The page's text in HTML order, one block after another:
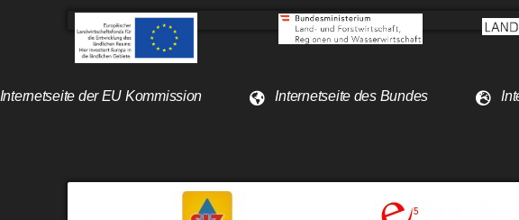
Internetseite der EU Kommission Internetseite des Bundes